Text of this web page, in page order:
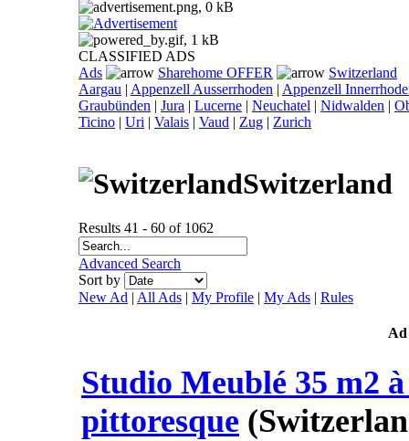
CLASSIFIED ADS
Ads
Sharehome OFFER
Switzerland
Aargau | Appenzell Ausserrhoden | Appenzell
Graubünden | Jura | Lucerne | Neuchatel | Nidwalden |
Ticino | Uri | Valais | Vaud | Zug | Zurich
Switzerland
Results 41 - 60 of 1062
Advanced Search
Sort by
New Ad | All Ads | My Profile | My Ads | Rules
Ad
Studio Meublé 35 m2
pittoresque